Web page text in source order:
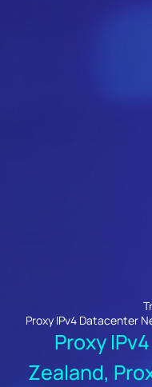
Proxy IPv4 Datacenter
Proxy
Zealand,